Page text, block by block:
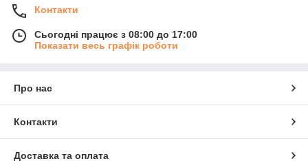
Контакти
Сьогодні працює з 08:00 до 17:00
Показати весь графік роботи
Про нас
Контакти
Доставка та оплата